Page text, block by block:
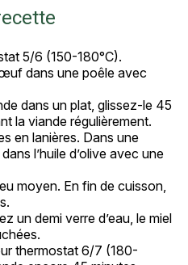
5/6 (150-180°C).
dans une poêle avec
dans un plat, glissez-le 45
la viande régulièrement.
en lanières. Dans une
l’huile d’olive avec une
moyen. En fin de cuisson,
un demi verre d’eau, le miel
thermostat 6/7 (180-